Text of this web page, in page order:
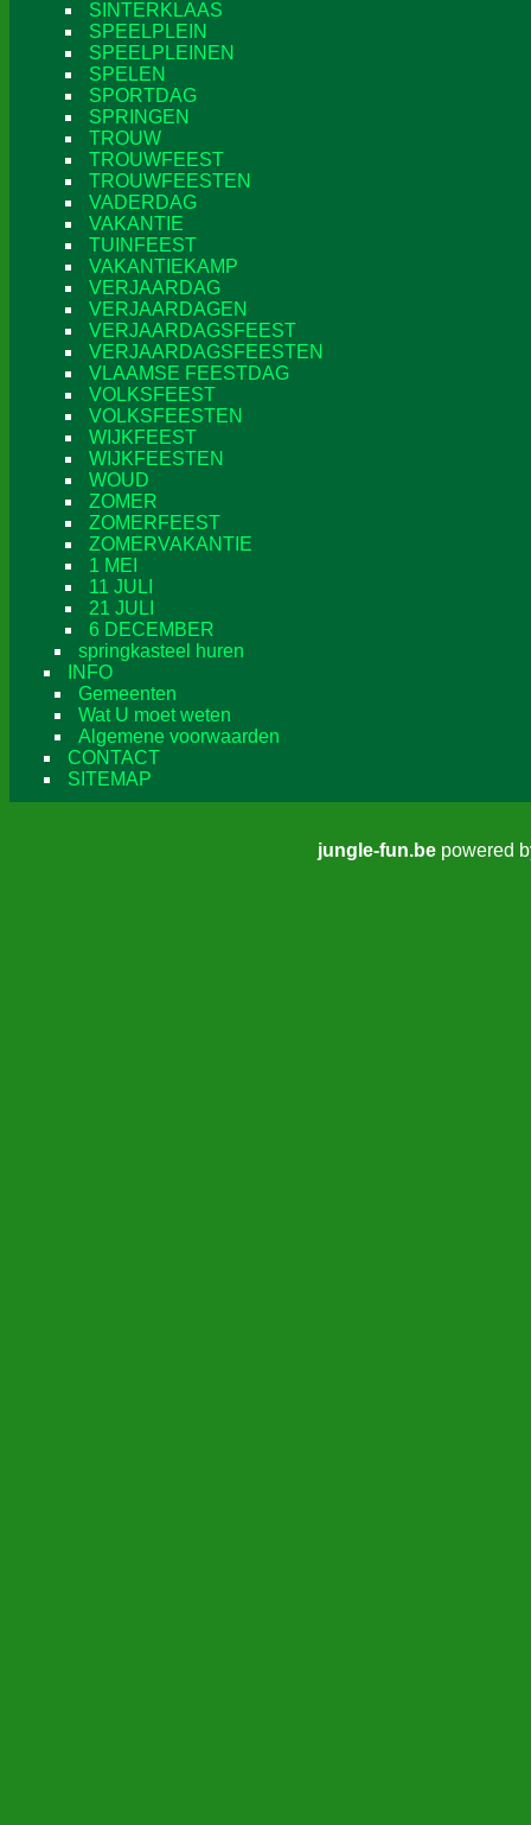
SINTERKLAAS
SPEELPLEIN
SPEELPLEINEN
SPELEN
SPORTDAG
SPRINGEN
TROUW
TROUWFEEST
TROUWFEESTEN
VADERDAG
VAKANTIE
TUINFEEST
VAKANTIEKAMP
VERJAARDAG
VERJAARDAGEN
VERJAARDAGSFEEST
VERJAARDAGSFEESTEN
VLAAMSE FEESTDAG
VOLKSFEEST
VOLKSFEESTEN
WIJKFEEST
WIJKFEESTEN
WOUD
ZOMER
ZOMERFEEST
ZOMERVAKANTIE
1 MEI
11 JULI
21 JULI
6 DECEMBER
springkasteel huren
INFO
Gemeenten
Wat U moet weten
Algemene voorwaarden
CONTACT
SITEMAP
jungle-fun.bepowered